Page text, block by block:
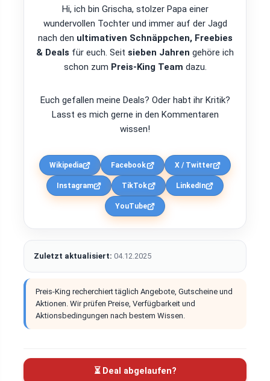
Hi, ich bin Grischa, stolzer Papa einer
wundervollen Tochter und immer auf der Jagd
nach den ultimativen Schnäppchen, Freebies
& Deals für euch. Seit sieben Jahren gehöre ich
schon zum Preis-King Team dazu.
Euch gefallen meine Deals? Oder habt ihr Kritik?
Lasst es mich gerne in den Kommentaren
wissen!
Wikipedia Facebook X / Twitter
Instagram TikTok LinkedIn
YouTube
Zuletzt aktualisiert: 04.12.2025
Preis-King recherchiert täglich Angebote, Gutscheine und
Aktionen. Wir prüfen Preise, Verfügbarkeit und
Aktionsbedingungen nach bestem Wissen.
⏳ Deal abgelaufen?